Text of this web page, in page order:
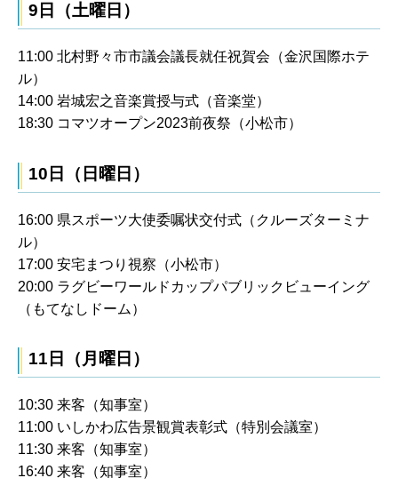
9日（土曜日）
11:00 北村野々市市議会議長就任祝賀会（金沢国際ホテ
ル）
14:00 岩城宏之音楽賞授与式（音楽堂）
18:30 コマツオープン2023前夜祭（小松市）
10日（日曜日）
16:00 県スポーツ大使委嘱状交付式（クルーズターミナ
ル）
17:00 安宅まつり視察（小松市）
20:00 ラグビーワールドカップパブリックビューイング
（もてなしドーム）
11日（月曜日）
10:30 来客（知事室）
11:00 いしかわ広告景観賞表彰式（特別会議室）
11:30 来客（知事室）
16:40 来客（知事室）